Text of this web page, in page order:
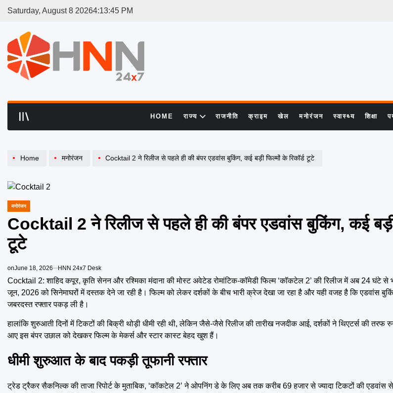
Saturday, August 8 20264:13:45 PM
HOME राज्य राजनीति क्राइम खेल मनोरंजन स्वास्थ्य शिक्षा
Home मनोरंजन Cocktail 2 ने रिलीज से पहले ही की बंपर एडवांस बुकिंग, कई बड़ी फिल्मों के रिकॉर्ड टूटे
POSTED
मनोरंजन
Cocktail 2 ने रिलीज से पहले ही की बंपर एडवांस बुकिंग, कई बड़ी
टूटे
onJune 18, 2026 HNN 24x7 Desk
Cocktail 2: शाहिद कपूर, कृति सेनन और रश्मिका मंदाना की मोस्ट अवेटेड रोमांटिक-कॉमेडी फिल्म ‘कॉकटेल 2’ की रिलीज में अब 24 घंटे
जून, 2026 को सिनेमाघरों में दस्तक देने जा रही है। फिल्म को लेकर दर्शकों के बीच भारी क्रेज देखा जा रहा है और यही वजह है कि एडवांस
जबरदस्त रफ्तार पकड़ ली है।
हालांकि शुरुआती दिनों में टिकटों की बिक्री थोड़ी धीमी रही थी, लेकिन जैसे-जैसे रिलीज की तारीख नजदीक आई, दर्शकों ने थिएटर्स की
आए इस बंपर उछाल को देखकर फिल्म के मेकर्स और स्टार कास्ट बेहद खुश हैं।
धीमी शुरुआत के बाद पकड़ी तूफानी रफ्तार
ट्रेड ट्रैकर सैकनिल्क की ताजा रिपोर्ट के मुताबिक, ‘कॉकटेल 2’ ने ओपनिंग डे के लिए अब तक करीब 69 हजार से ज्यादा टिकटों की